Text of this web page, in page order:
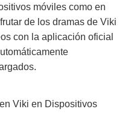
móviles como en
de los dramas de Viki
con la aplicación oficial
Viki en Dispositivos